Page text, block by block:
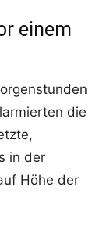
einem
die
in der
Höhe der